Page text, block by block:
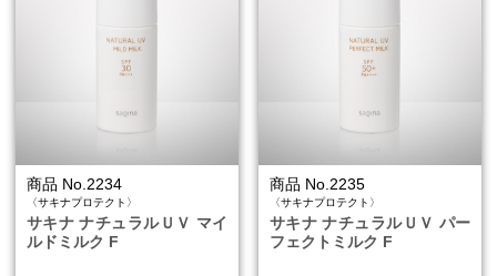
商品 No.2234
〈サキナプロテクト〉
サキナ ナチュラルＵＶ マイ
ルドミルク F
商品 No.2235
〈サキナプロテクト〉
サキナ ナチュラルＵＶ パー
フェクトミルク F